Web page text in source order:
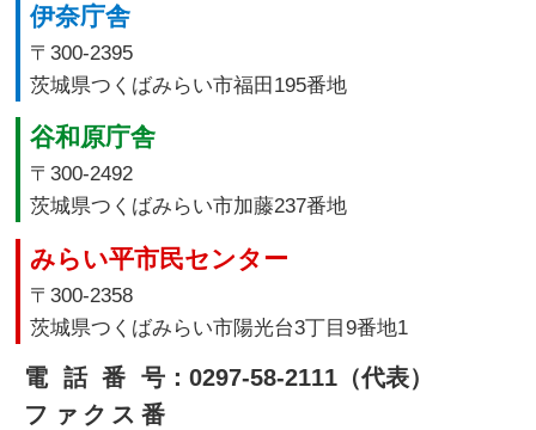
伊奈庁舎
〒300-2395
茨城県つくばみらい市福田195番地
谷和原庁舎
〒300-2492
茨城県つくばみらい市加藤237番地
みらい平市民センター
〒300-2358
茨城県つくばみらい市陽光台3丁目9番地1
電話番号：0297-58-2111（代表）
ファクス番